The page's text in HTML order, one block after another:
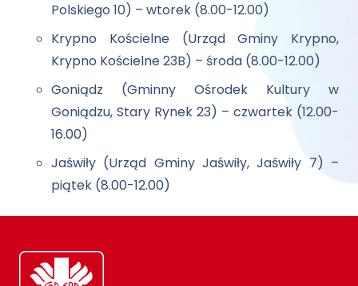
Polskiego 10) – wtorek (8.00-12.00)
Krypno Kościelne (Urząd Gminy Krypno,
Krypno Kościelne 23B) – środa (8.00-12.00)
Goniądz (Gminny Ośrodek Kultury w
Goniądzu, Stary Rynek 23) – czwartek (12.00-
16.00)
Jaświły (Urząd Gminy Jaświły, Jaświły 7) –
piątek (8.00-12.00)